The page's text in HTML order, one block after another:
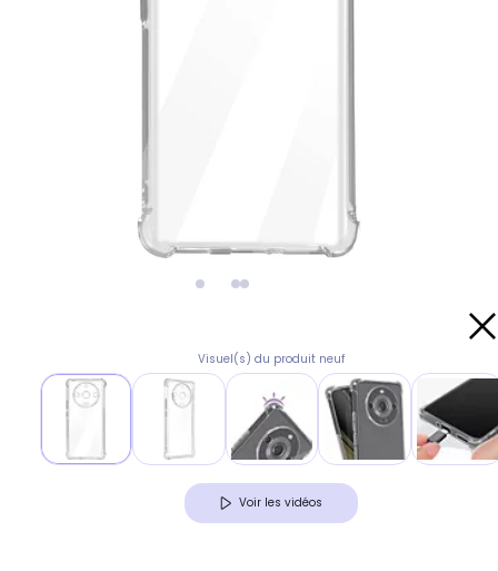
Visuel(s) du produit neuf
Voir les vidéos